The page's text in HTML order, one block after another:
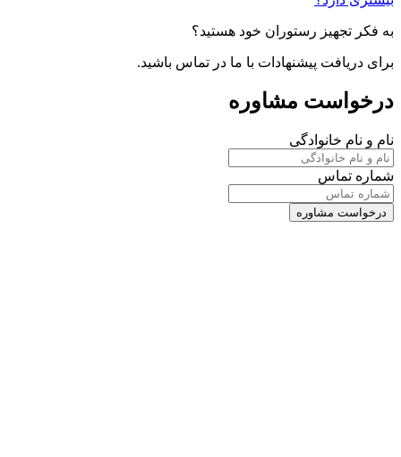
به فکر تجهیز رستوران خود هستید؟
برای دریافت پیشنهادات با ما در تماس باشید.
درخواست مشاوره
نام و نام خانوادگی
شماره تماس